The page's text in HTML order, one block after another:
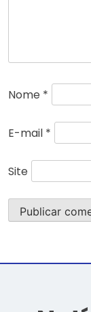
Nome *
E-mail *
Site